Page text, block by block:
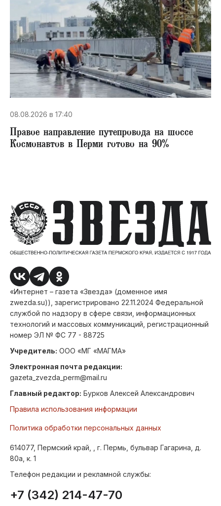
08.08.2026 в 17:40
Правое направление путепровода на шоссе
Космонавтов в Перми готово на 90%
«Интернет – газета «Звезда» (доменное имя
zwezda.su)), зарегистрировано 22.11.2024 Федеральной
службой по надзору в сфере связи, информационных
технологий и массовых коммуникаций, регистрационный
номер ЭЛ № ФС 77 - 88725
Учредитель: ООО «МГ «МАГМА»
Электронная почта редакции:
gazeta_zvezda_perm@mail.ru
Главный редактор: Бурков Алексей Александрович
Правила использования информации
Политика обработки персональных данных
614077, Пермский край, , г. Пермь, бульвар Гагарина, д.
80а, к. 1
Телефон редакции и рекламной службы:
+7 (342) 214-47-70